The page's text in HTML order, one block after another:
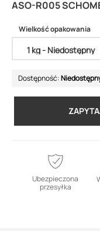
ASO-R005
Wielkość opakowania
Dostępność:
Ubezpieczona
przesyłka